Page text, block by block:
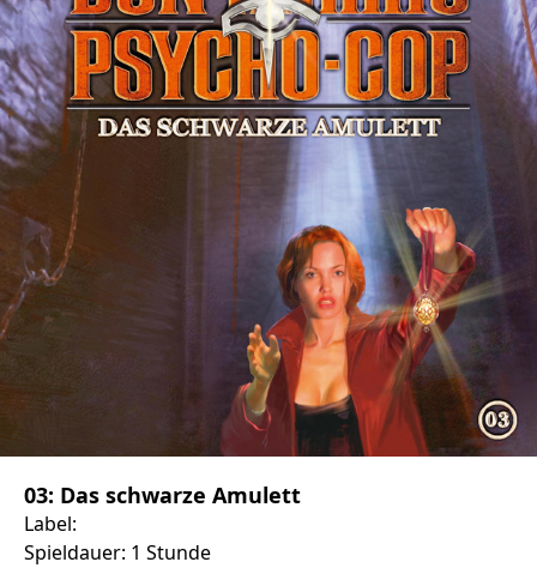
03: Das schwarze Amulett
Label:
Spieldauer: 1 Stunde